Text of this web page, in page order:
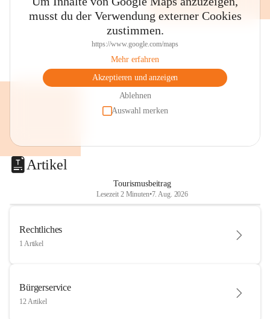
musst du der Verwendung externer Cookies
zustimmen.
https://www.google.com/maps
Mehr erfahren
Akzeptieren und anzeigen
Ablehnen
Auswahl merken
Artikel
Tourismusbeitrag
Lesezeit 2 Minuten•7. Aug. 2026
Rechtliches
1 Artikel
Bürgerservice
12 Artikel